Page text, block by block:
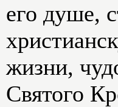
его душе,
жизни,
Святого